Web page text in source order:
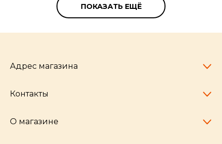
ПОКАЗАТЬ ЕЩЁ
Адрес магазина
Челябинск,
Контакты
pocherkartshop@mail.ru
О магазине